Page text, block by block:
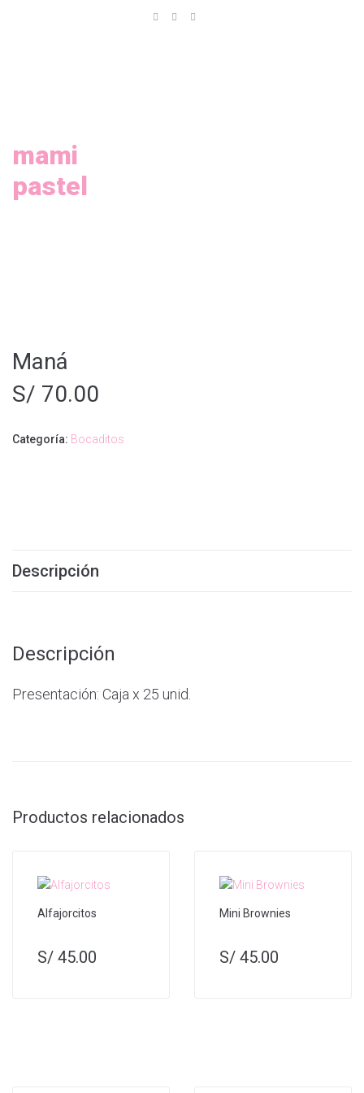
mami
pastel
Maná
S/ 70.00
Categoría: Bocaditos
Descripción
Descripción
Presentación: Caja x 25 unid.
Productos relacionados
Alfajorcitos
S/ 45.00
Mini Brownies
S/ 45.00